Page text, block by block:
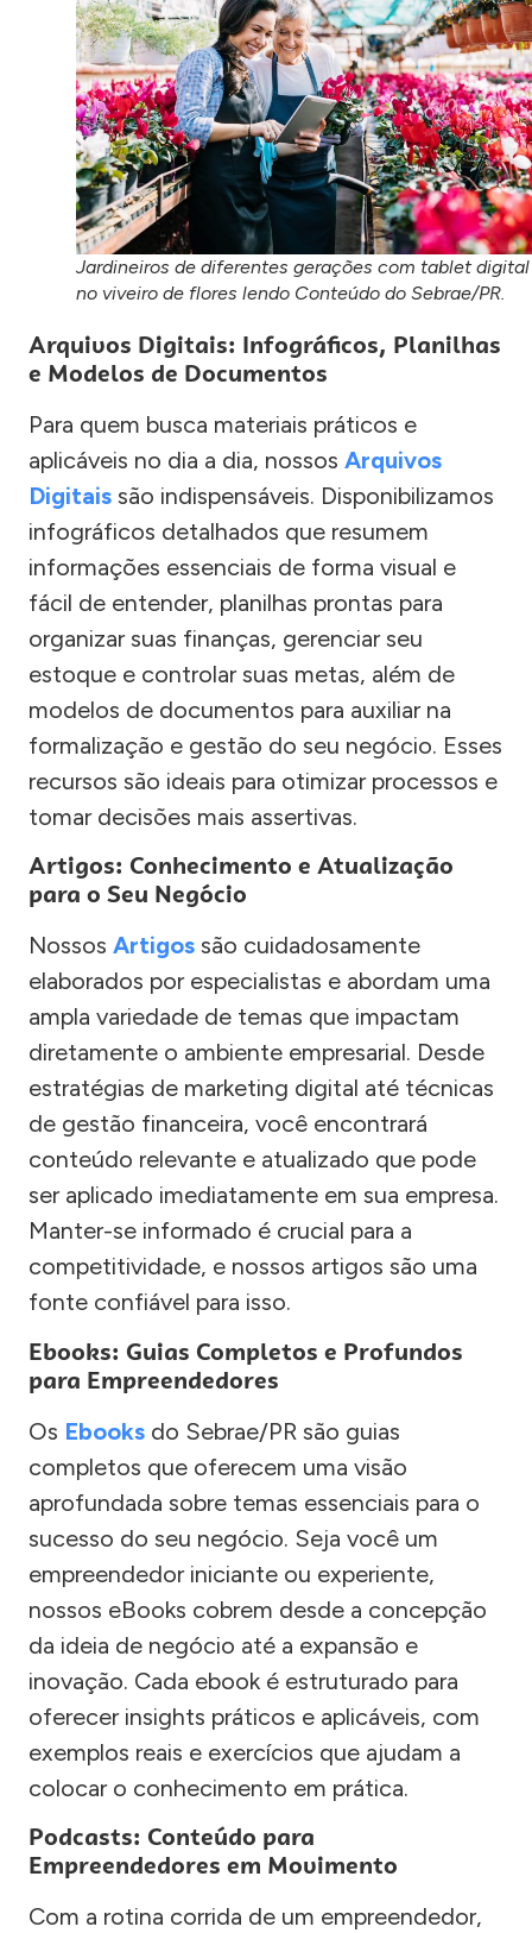
Jardineiros de diferentes gerações com tablet digital
no viveiro de flores lendo Conteúdo do Sebrae/PR.
Arquivos Digitais: Infográficos, Planilhas
e Modelos de Documentos
Para quem busca materiais práticos e
aplicáveis no dia a dia, nossos Arquivos
Digitais são indispensáveis. Disponibilizamos
infográficos detalhados que resumem
informações essenciais de forma visual e
fácil de entender, planilhas prontas para
organizar suas finanças, gerenciar seu
estoque e controlar suas metas, além de
modelos de documentos para auxiliar na
formalização e gestão do seu negócio. Esses
recursos são ideais para otimizar processos e
tomar decisões mais assertivas.
Artigos: Conhecimento e Atualização
para o Seu Negócio
Nossos Artigos são cuidadosamente
elaborados por especialistas e abordam uma
ampla variedade de temas que impactam
diretamente o ambiente empresarial. Desde
estratégias de marketing digital até técnicas
de gestão financeira, você encontrará
conteúdo relevante e atualizado que pode
ser aplicado imediatamente em sua empresa.
Manter-se informado é crucial para a
competitividade, e nossos artigos são uma
fonte confiável para isso.
Ebooks: Guias Completos e Profundos
para Empreendedores
Os Ebooks do Sebrae/PR são guias
completos que oferecem uma visão
aprofundada sobre temas essenciais para o
sucesso do seu negócio. Seja você um
empreendedor iniciante ou experiente,
nossos eBooks cobrem desde a concepção
da ideia de negócio até a expansão e
inovação. Cada ebook é estruturado para
oferecer insights práticos e aplicáveis, com
exemplos reais e exercícios que ajudam a
colocar o conhecimento em prática.
Podcasts: Conteúdo para
Empreendedores em Movimento
Com a rotina corrida de um empreendedor,